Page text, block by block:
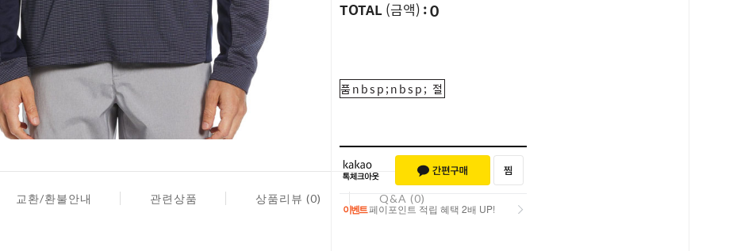
TOTAL(금액) 0
품nbsp;nbsp; 절
이벤트페이포인트 적립 혜택 2배 UP!
교환/환불안내 관련상품 상품리뷰 (0) Q&A (0)